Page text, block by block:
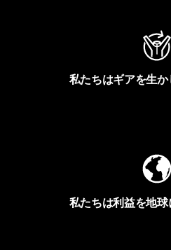
私たちはギアを生か
私たちは利益を地球